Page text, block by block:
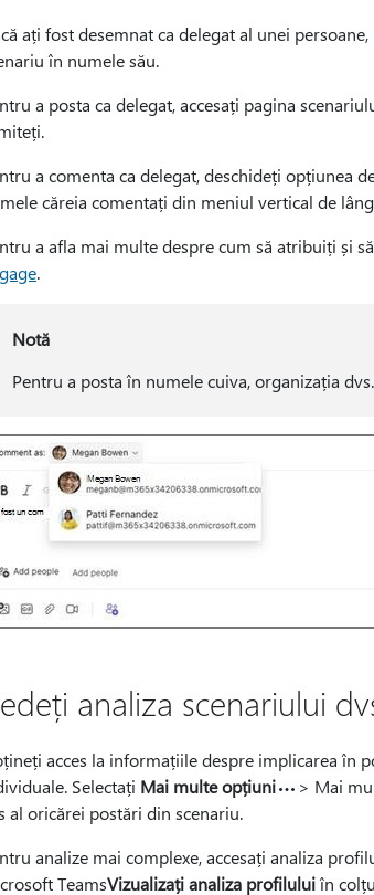
ați fost desemnat ca delegat al unei
în numele său.
a posta ca delegat, accesați pagina
a comenta ca delegat, deschideți opțiunea
căreia comentați din meniul vertical de
a afla mai multe despre cum să atribuiți și
.
Notă
Pentru a posta în numele cuiva, organizația
analiza scenariului
acces la informațiile despre implicarea în
Selectați Mai multe opțiuni > Mai
al oricărei postări din scenariu.
analize mai complexe, accesați analiza
TeamsVizualizați analiza profiluluiîn